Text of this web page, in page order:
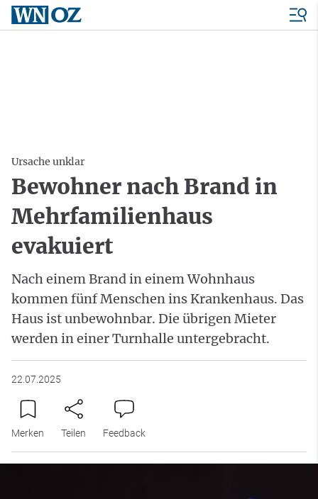
Ursache unklar
Bewohner nach Brand in
Mehrfamilienhaus
evakuiert
Nach einem Brand in einem Wohnhaus
kommen fünf Menschen ins Krankenhaus. Das
Haus ist unbewohnbar. Die übrigen Mieter
werden in einer Turnhalle untergebracht.
22.07.2025
Merken Teilen Feedback